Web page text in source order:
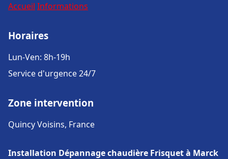
Accueil Informations
Horaires
Lun-Ven: 8h-19h
Service d'urgence 24/7
Zone intervention
Quincy Voisins, France
Installation Dépannage chaudière Frisquet à Marck